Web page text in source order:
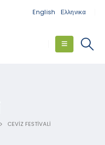
English Ελληνικα
CEVIZ FESTIVALI